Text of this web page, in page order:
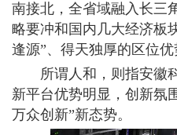
南接北，全省域融入长三
略要冲和国内几大经济板
逢源”、得天独厚的区位优
所谓人和，则指安徽
新平台优势明显，创新氛
万众创新”新态势。